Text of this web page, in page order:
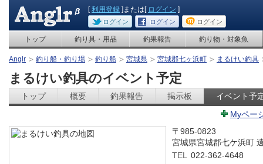
[利用登録 ]または[ ログイン ]
ログイン ログイン ログイン
トップ 釣り具・用品 釣果報告 釣り物・対象魚
Anglr 釣り船・釣り場 釣り船 宮城県 宮城郡七ヶ浜町 まるけい釣具
まるけい釣具のイベント予定
トップ 概要 釣果報告 掲示板
イベント予
Myペー
〒985-0823
宮城県宮城郡七ケ浜町
TEL
022-362-4648